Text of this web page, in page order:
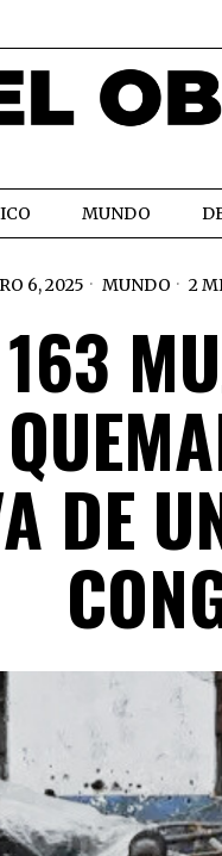
MUNDO
6, 2025 MUNDO 2
DE